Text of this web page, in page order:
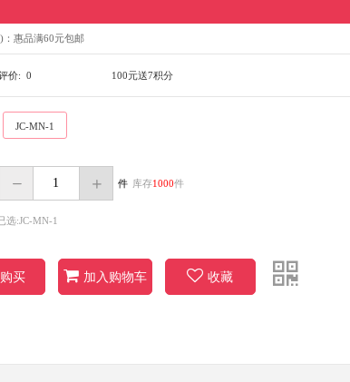
惠品满60元包邮
价: 0 100元送7积分
JC-MN-1
件 库存1000件
选:JC-MN-1
买 加入购物车 收藏